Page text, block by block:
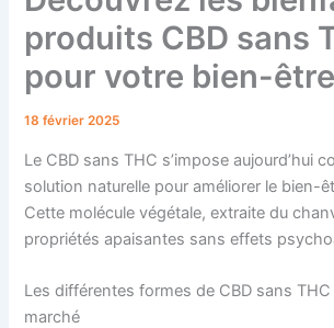
produits CBD sans
pour votre bien-être
18 février 2025
Le CBD sans THC s’impose aujourd’hui
solution naturelle pour améliorer le bien-
Cette molécule végétale, extraite du
propriétés apaisantes sans effets
Les différentes formes de CBD sans
marché